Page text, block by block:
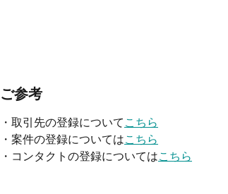
ご参考
・取引先の登録についてこちら
・案件の登録についてはこちら
・コンタクトの登録についてはこちら